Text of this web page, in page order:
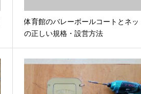
体育館のバレーボールコートとネッ
の正しい規格・設営方法